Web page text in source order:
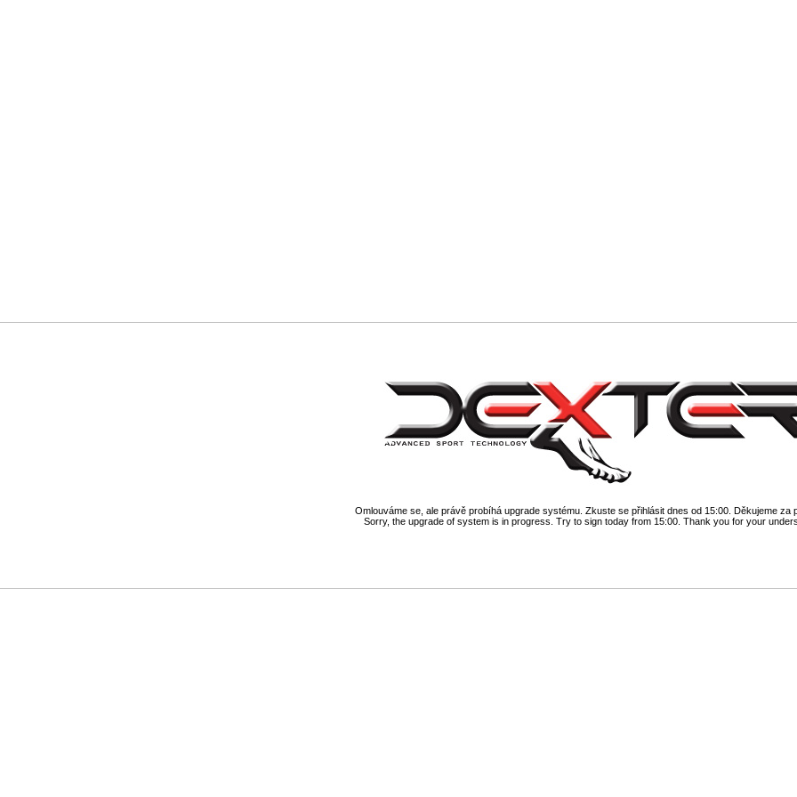
Omlouváme se, ale právě probíhá upgrade systému. Zkuste se přihlásit dnes od 15:00. Děkujeme za
Sorry, the upgrade of system is in progress. Try to sign today from 15:00. Thank you for your